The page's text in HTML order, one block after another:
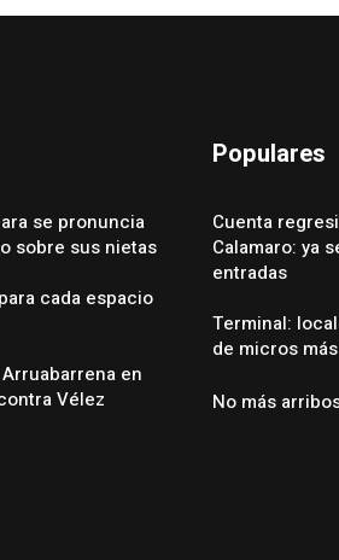
se pronuncia
sobre sus nietas
cada espacio
en
Vélez
Populares
Cuenta
Calamaro: ya
entradas
Terminal:
de micros
No más